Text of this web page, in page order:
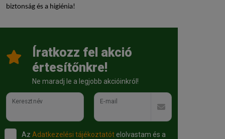
biztonság és a higiénia!
Íratkozz fel akció
értesítőnkre!
Ne maradj le a legjobb akcióinkról!
Keresztnév E-mail
Az Adatkezelési tájékoztatót elolvastam és a